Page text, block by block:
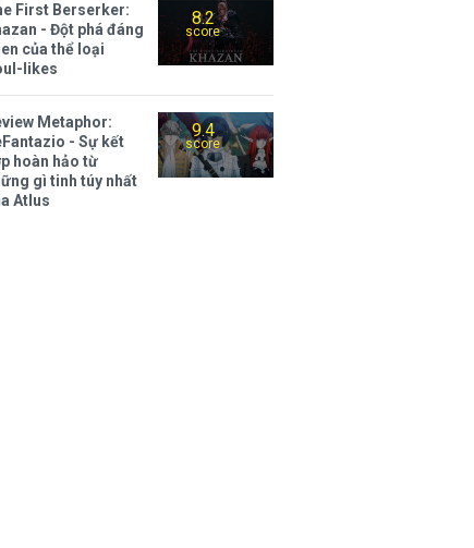
8.2
score
First Berserker:
- Đột phá đáng
của thể loại
likes
9.4
score
Metaphor:
- Sự kết
hoàn hảo từ
gì tinh túy nhất
Atlus